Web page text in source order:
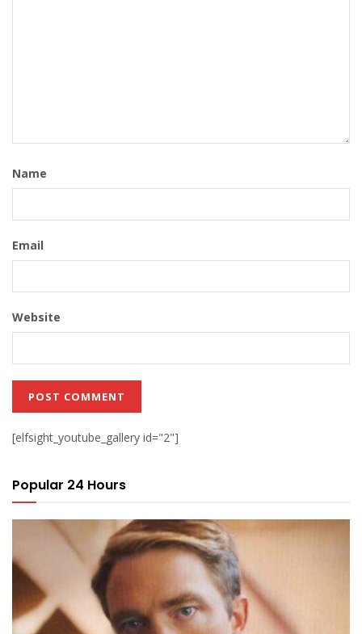
Name
Email
Website
[elfsight_youtube_gallery id="2"]
Popular 24 Hours